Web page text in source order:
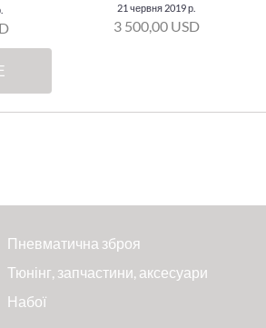
21 червня 2019 р.
3 500,00 USD
Пневматична зброя
Тюнінг, запчастини, аксесуари
Набої